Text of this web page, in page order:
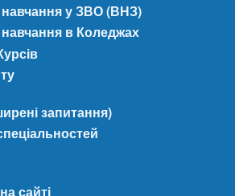
навчання у ЗВО (ВНЗ)
навчання в Коледжах
запитання)
сайті